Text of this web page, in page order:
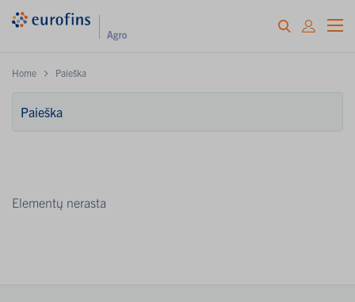
Home Paieška
Elementų nerasta